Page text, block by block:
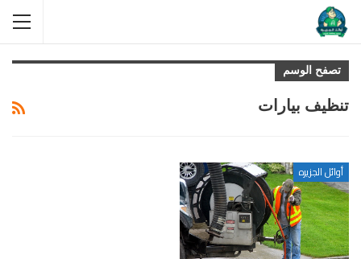
تصفح الوسم
تنظيف بيارات
أوائل الجزيره